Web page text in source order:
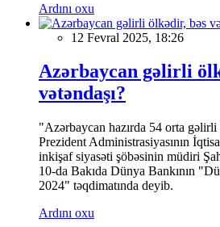
Ardını oxu
12 Fevral 2025, 18:26
Azərbaycan gəlirli
vətəndaşı?
"Azərbaycan hazırda 54 orta gəlirli
Prezident Administrasiyasının
inkişaf siyasəti şöbəsinin müdiri
10-da Bakıda Dünya Bankının
2024" təqdimatında deyib.
Ardını oxu